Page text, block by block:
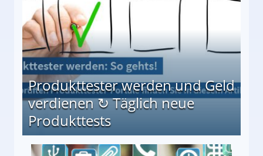
Produkttester werden und Geld
verdienen ↻ Täglich neue
Produkttests
↻ Täglich neue Produkttests